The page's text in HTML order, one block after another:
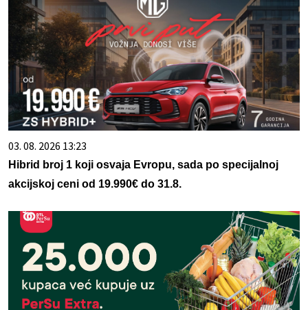
03. 08. 2026 13:23
Hibrid broj 1 koji osvaja Evropu, sada po specijalnoj
akcijskoj ceni od 19.990€ do 31.8.